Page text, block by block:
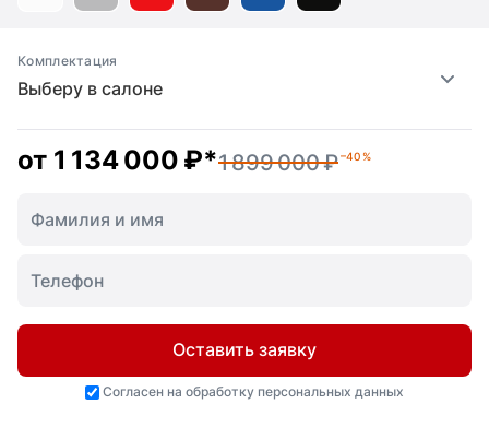
Выберу в салоне
Комплектация
от 1 134 000 ₽*1 899 000 ₽–40 %
Оставить заявку
Согласен на обработку персональных данных